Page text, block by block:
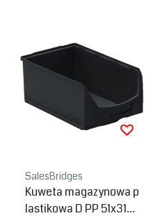
SalesBridges
Kuweta magazynowa p
lastikowa D PP 51x31x2